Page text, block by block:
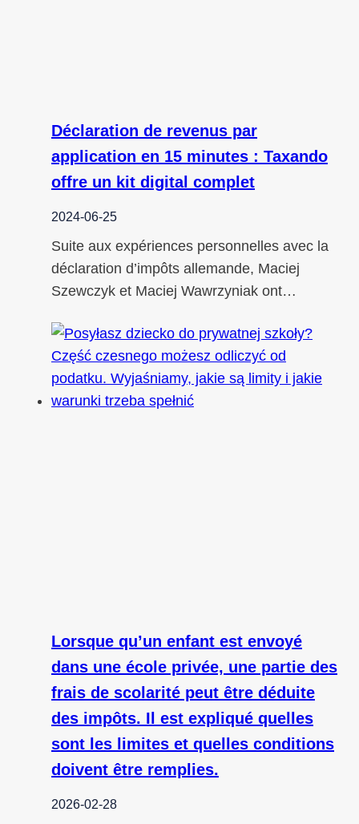
Déclaration de revenus par
application en 15 minutes : Taxando
offre un kit digital complet
2024-06-25
Suite aux expériences personnelles avec la
déclaration d’impôts allemande, Maciej
Szewczyk et Maciej Wawrzyniak ont…
Lorsque qu’un enfant est envoyé
dans une école privée, une partie des
frais de scolarité peut être déduite
des impôts. Il est expliqué quelles
sont les limites et quelles conditions
doivent être remplies.
2026-02-28